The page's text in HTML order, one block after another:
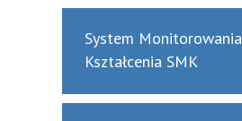
System Monitorowania
Kształcenia SMK